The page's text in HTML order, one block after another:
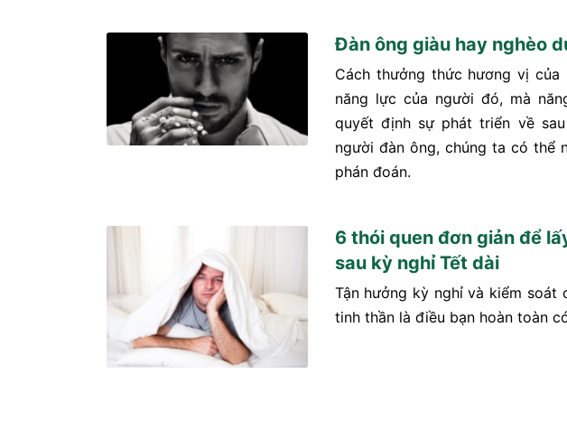
Đàn ông giàu hay nghèo
Cách thưởng thức hương vị
năng lực của người đó, mà
quyết định sự phát triển về
người đàn ông, chúng ta có thể
phán đoán.
6 thói quen đơn giản để
sau kỳ nghỉ Tết dài
Tận hưởng kỳ nghỉ và kiểm soát
tinh thần là điều bạn hoàn toàn